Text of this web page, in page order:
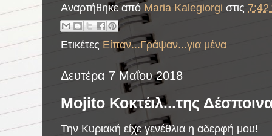
Αναρτήθηκε από Maria Kalegiorgi στις
Ετικέτες Είπαν...Γράψαν...για μένα
Δευτέρα 7 Μαΐου 2018
Mojito Κοκτέιλ...της
Την Κυριακή είχε γενέθλια η αδερφή μου!